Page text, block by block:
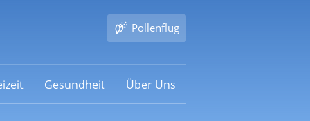
Pollenflug
Gesundheit Über Uns